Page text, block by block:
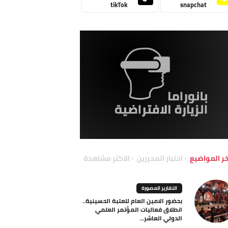
snapchat
tikTok
المواضيع اختيار المحررين الاكثر مشاهدة
التقارير المصورة
بحضور الامين العام للعتبة الحسينية..
انطلاق فعاليات المؤتمر العلمي
الدولي العاشر...